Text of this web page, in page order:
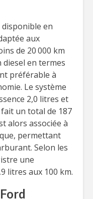
en
aux
de 20 000 km
diesel en termes
préférable à
Le système
2,0 litres et
un total de 187
alors associée à
permettant
Selon les
une
litres aux 100 km.